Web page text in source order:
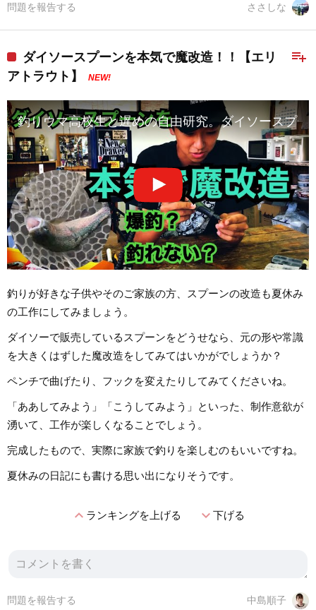
ささしな
問題を報告する
playlist_add
ダイソースプーンを本気で魔改造！！【エリ
アトラウト】
NEW!
釣りウマ高校生と遅めの自由研究。ダイソースプ
釣りが好きな子供やそのご家族の方、スプーンの改造も夏休み
の工作にしてみましょう。
ダイソーで販売しているスプーンをどうせなら、元の形や常識
を大きくはずした魔改造をしてみてはいかがでしょうか？
ペンチで曲げたり、フックを変えたりしてみてくださいね。
「ああしてみよう」「こうしてみよう」といった、制作意欲が
湧いて、工作が楽しくなることでしょう。
完成したもので、実際に家族で釣りを楽しむのもいいですね。
夏休みの日記にも書ける思い出になりそうです。
expand_lessランキングを上げる expand_more下げる
中島順子
問題を報告する